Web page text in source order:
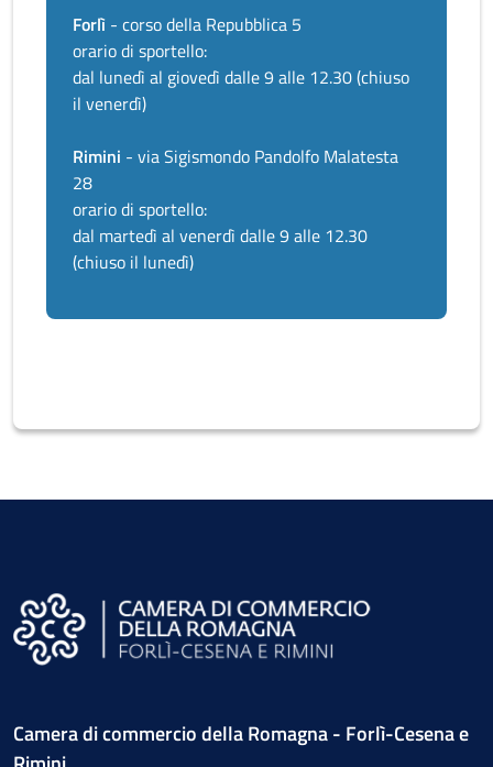
Forlì - corso della Repubblica 5
orario di sportello:
dal lunedì al giovedì dalle 9 alle 12.30 (chiuso
il venerdì)
Rimini - via Sigismondo Pandolfo Malatesta
28
orario di sportello:
dal martedì al venerdì dalle 9 alle 12.30
(chiuso il lunedì)
Camera di commercio della Romagna - Forlì-Cesena e